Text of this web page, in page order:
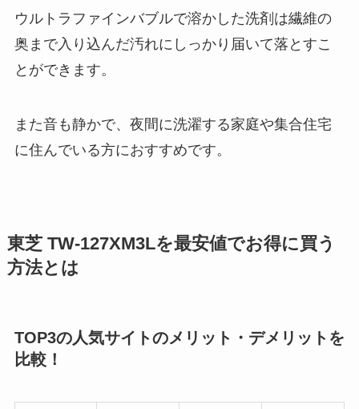
ウルトラファインバブルで溶かした洗剤は繊維の
奥まで入り込んだ汚れにしっかり届いて落とすこ
とができます。
また音も静かで、夜間に洗濯する家庭や集合住宅
に住んでいる方におすすめです。
東芝 TW-127XM3Lを最安値でお得に買う
方法とは
TOP3の人気サイトのメリット・デメリットを
比較！